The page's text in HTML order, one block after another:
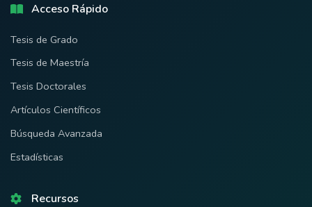
Acceso Rápido
Tesis de Grado
Tesis de Maestría
Tesis Doctorales
Artículos Científicos
Búsqueda Avanzada
Estadísticas
Recursos